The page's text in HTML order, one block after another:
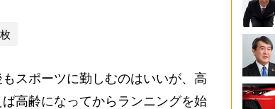
スポーツに勤しむのはいいが、高
高齢になってからランニングを始